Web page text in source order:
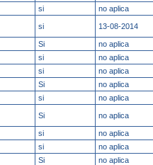
si no aplica
si 13-08-2014
Si no aplica
si no aplica
si no aplica
Si no aplica
si no aplica
Si no aplica
si no aplica
si no aplica
Si no aplica